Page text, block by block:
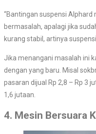
“Bantingan suspensi
bermasalah, apalagi jika
kurang stabil, artinya
Jika menangani masalah ini
dengan yang baru. Misal
pasaran dijual Rp 2,8 – Rp 3
1,6 jutaan.
4. Mesin Bersuara